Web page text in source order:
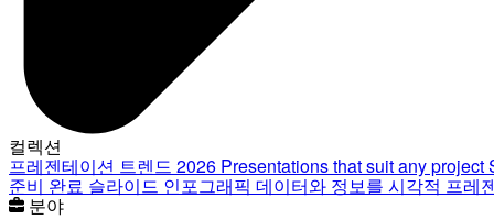
컬렉션
프레젠테이션 트렌드 2026 Presentations that suit any project
준비 완료 슬라이드 인포그래픽 데이터와 정보를 시각적 프레
분야